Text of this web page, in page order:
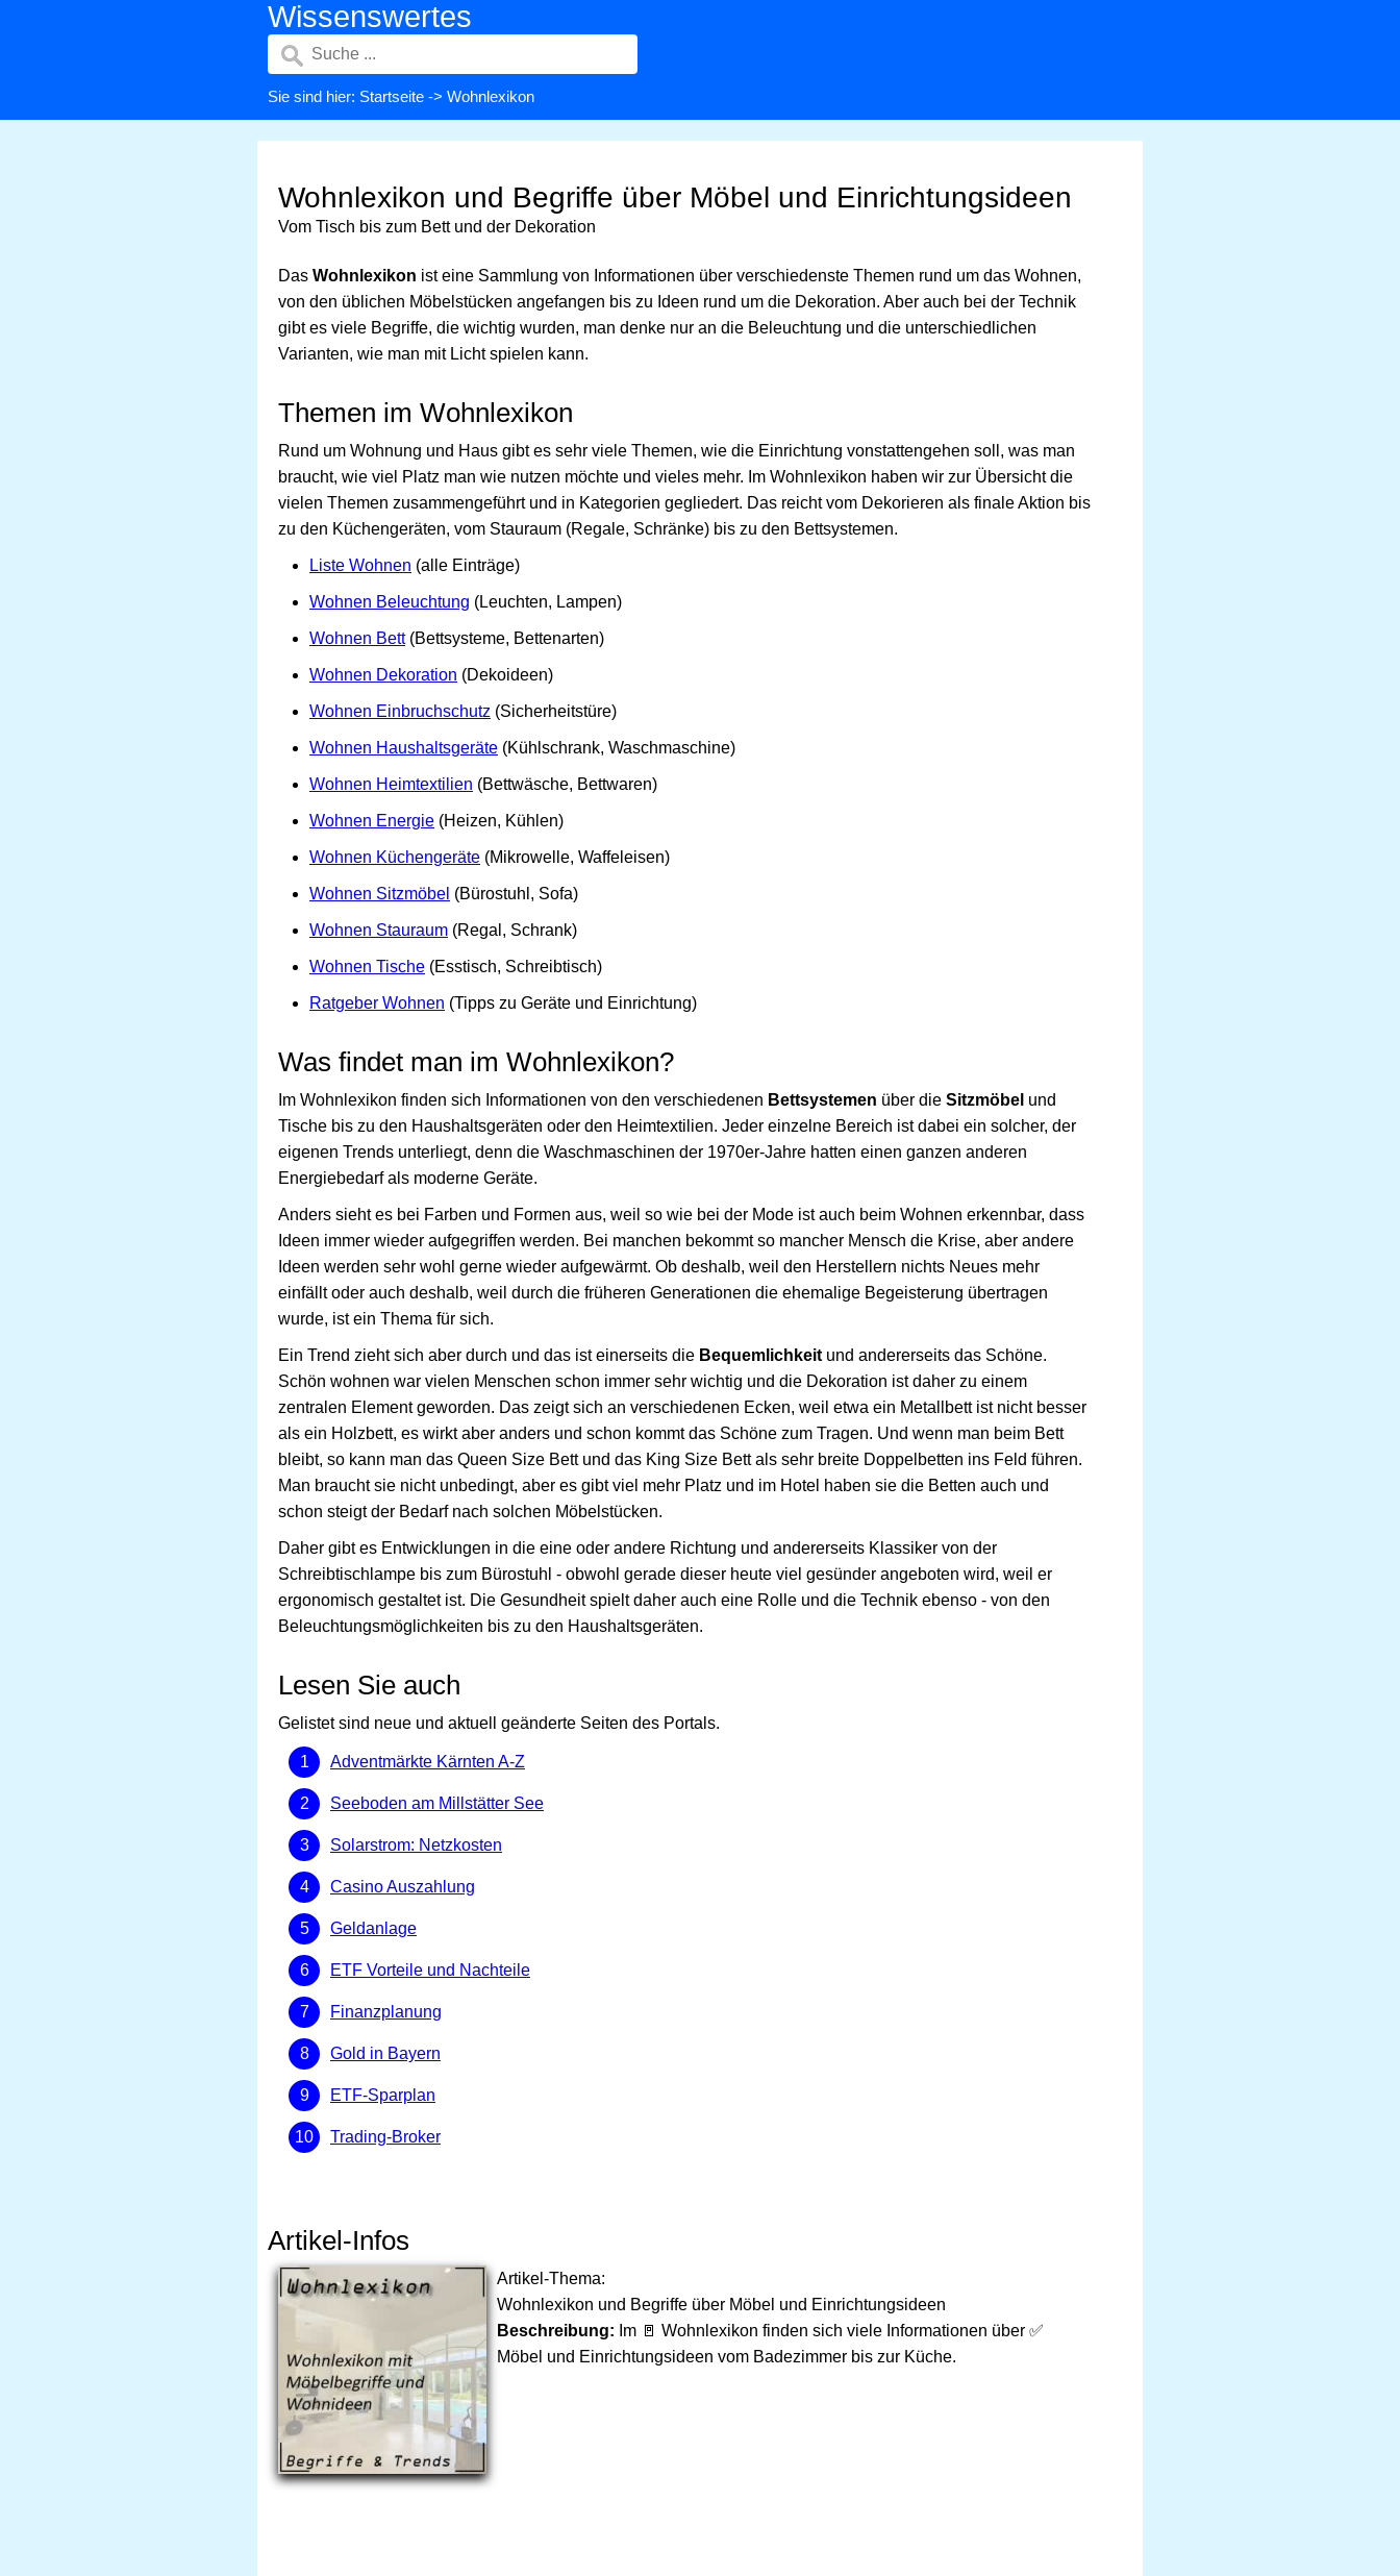
Wissenswertes
Sie sind hier: Startseite -> Wohnlexikon
Wohnlexikon und Begriffe über Möbel und Einrichtungsideen
Vom Tisch bis zum Bett und der Dekoration
Das Wohnlexikon ist eine Sammlung von Informationen über verschiedenste Themen rund um das Wohnen,
von den üblichen Möbelstücken angefangen bis zu Ideen rund um die Dekoration. Aber auch bei der Technik
gibt es viele Begriffe, die wichtig wurden, man denke nur an die Beleuchtung und die unterschiedlichen
Varianten, wie man mit Licht spielen kann.
Themen im Wohnlexikon
Rund um Wohnung und Haus gibt es sehr viele Themen, wie die Einrichtung vonstattengehen soll, was man
braucht, wie viel Platz man wie nutzen möchte und vieles mehr. Im Wohnlexikon haben wir zur Übersicht die
vielen Themen zusammengeführt und in Kategorien gegliedert. Das reicht vom Dekorieren als finale Aktion bis
zu den Küchengeräten, vom Stauraum (Regale, Schränke) bis zu den Bettsystemen.
Liste Wohnen (alle Einträge)
Wohnen Beleuchtung (Leuchten, Lampen)
Wohnen Bett(Bettsysteme, Bettenarten)
Wohnen Dekoration (Dekoideen)
Wohnen Einbruchschutz (Sicherheitstüre)
Wohnen Haushaltsgeräte (Kühlschrank, Waschmaschine)
Wohnen Heimtextilien (Bettwäsche, Bettwaren)
Wohnen Energie (Heizen, Kühlen)
Wohnen Küchengeräte (Mikrowelle, Waffeleisen)
Wohnen Sitzmöbel (Bürostuhl, Sofa)
Wohnen Stauraum (Regal, Schrank)
Wohnen Tische (Esstisch, Schreibtisch)
Ratgeber Wohnen (Tipps zu Geräte und Einrichtung)
Was findet man im Wohnlexikon?
Im Wohnlexikon finden sich Informationen von den verschiedenen Bettsystemen über die Sitzmöbel und
Tische bis zu den Haushaltsgeräten oder den Heimtextilien. Jeder einzelne Bereich ist dabei ein solcher, der
eigenen Trends unterliegt, denn die Waschmaschinen der 1970er-Jahre hatten einen ganzen anderen
Energiebedarf als moderne Geräte.
Anders sieht es bei Farben und Formen aus, weil so wie bei der Mode ist auch beim Wohnen erkennbar, dass
Ideen immer wieder aufgegriffen werden. Bei manchen bekommt so mancher Mensch die Krise, aber andere
Ideen werden sehr wohl gerne wieder aufgewärmt. Ob deshalb, weil den Herstellern nichts Neues mehr
einfällt oder auch deshalb, weil durch die früheren Generationen die ehemalige Begeisterung übertragen
wurde, ist ein Thema für sich.
Ein Trend zieht sich aber durch und das ist einerseits die Bequemlichkeit und andererseits das Schöne.
Schön wohnen war vielen Menschen schon immer sehr wichtig und die Dekoration ist daher zu einem
zentralen Element geworden. Das zeigt sich an verschiedenen Ecken, weil etwa ein Metallbett ist nicht besser
als ein Holzbett, es wirkt aber anders und schon kommt das Schöne zum Tragen. Und wenn man beim Bett
bleibt, so kann man das Queen Size Bett und das King Size Bett als sehr breite Doppelbetten ins Feld führen.
Man braucht sie nicht unbedingt, aber es gibt viel mehr Platz und im Hotel haben sie die Betten auch und
schon steigt der Bedarf nach solchen Möbelstücken.
Daher gibt es Entwicklungen in die eine oder andere Richtung und andererseits Klassiker von der
Schreibtischlampe bis zum Bürostuhl - obwohl gerade dieser heute viel gesünder angeboten wird, weil er
ergonomisch gestaltet ist. Die Gesundheit spielt daher auch eine Rolle und die Technik ebenso - von den
Beleuchtungsmöglichkeiten bis zu den Haushaltsgeräten.
Lesen Sie auch
Gelistet sind neue und aktuell geänderte Seiten des Portals.
Adventmärkte Kärnten A-Z
Seeboden am Millstätter See
Solarstrom: Netzkosten
Casino Auszahlung
Geldanlage
ETF Vorteile und Nachteile
Finanzplanung
Gold in Bayern
ETF-Sparplan
Trading-Broker
Artikel-Infos
Artikel-Thema:
Wohnlexikon und Begriffe über Möbel und Einrichtungsideen
Beschreibung: Im 🚪 Wohnlexikon finden sich viele Informationen über ✅
Möbel und Einrichtungsideen vom Badezimmer bis zur Küche.